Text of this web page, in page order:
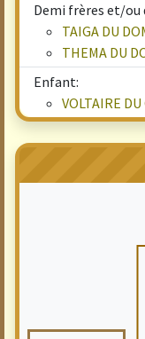
Demi frères et/ou
TAIGA DU
THEMA DU
Enfant:
VOLTAIRE